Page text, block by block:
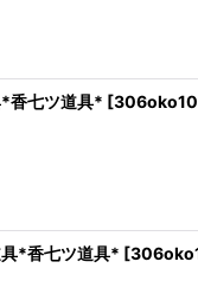
新規登録」
七ツ道具* [
箱 ※※ 画面
*香七ツ道具* [